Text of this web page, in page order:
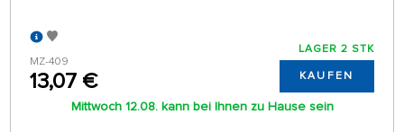
MZ-409
13,07 €
LAGER 2 STK
KAUFEN
Mittwoch 12.08. kann bei Ihnen zu Hause sein